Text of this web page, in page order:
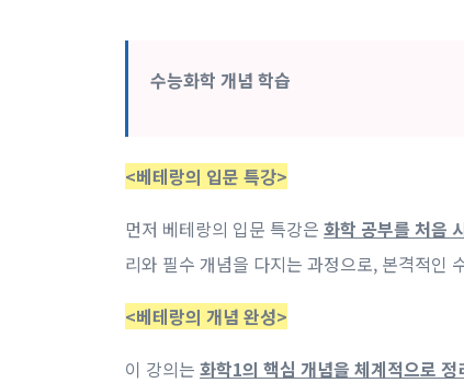
수능화학 개념 학습
<베테랑의 입문 특강>
먼저 베테랑의 입문 특강은 화학 공부를 처음
리와 필수 개념을 다지는 과정으로, 본격적인
<베테랑의 개념 완성>
이 강의는 화학1의 핵심 개념을 체계적으로 정